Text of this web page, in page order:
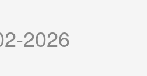
2026